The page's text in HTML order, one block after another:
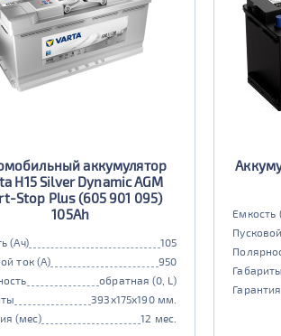
аккумулятор
H15 Silver Dynamic AGM
Stop Plus (605 901 095)
105Ah
(Ач)
105
ток (А)
950
обратная (0, L)
393x175x190 мм.
(мес)
12 мес.
Емкость
Габариты